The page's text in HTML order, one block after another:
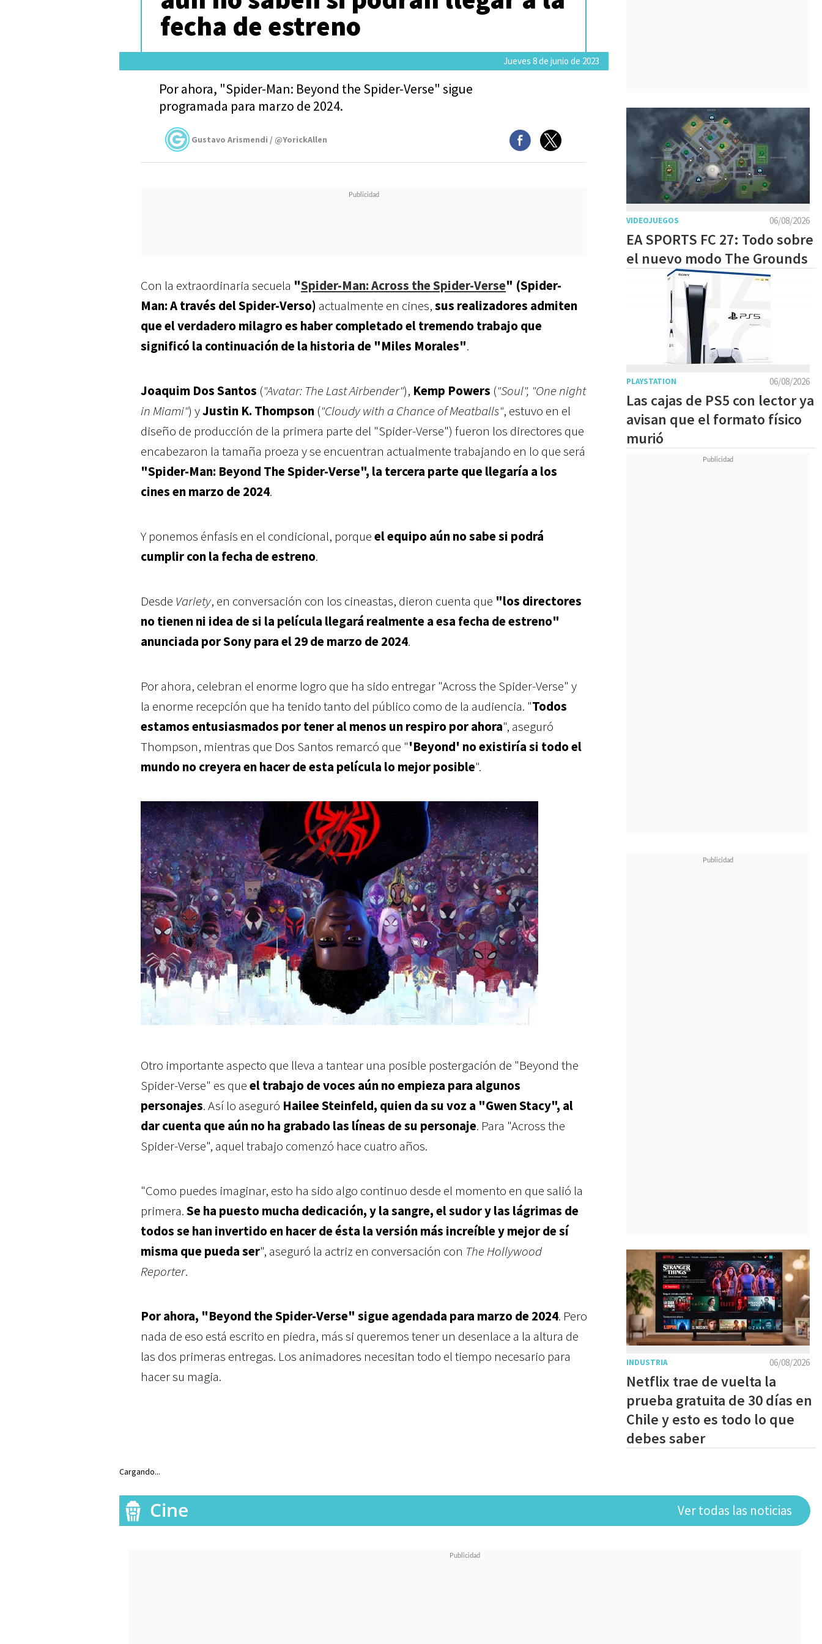
fecha de estreno
Jueves 8 de junio de 2023
Por ahora, "Spider-Man: Beyond the Spider-Verse" sigue
programada para marzo de 2024.
Gustavo Arismendi / @YorickAllen
Con la extraordinaria secuela "Spider-Man: Across the Spider-Verse" (Spider-
Man: A través del Spider-Verso) actualmente en cines,sus realizadores admiten
que el verdadero milagro es haber completado el tremendo trabajo que
significó la continuación de la historia de "Miles Morales".
Joaquim Dos Santos ("Avatar: The Last Airbender"), Kemp Powers ("Soul", "One night
in Miami") yJustin K. Thompson ("Cloudy with a Chance of Meatballs", estuvo en el
diseño de producción de la primera parte del "Spider-Verse") fueron los directores que
encabezaron la tamaña proeza y se encuentran actualmente trabajando en lo que será
"Spider-Man: Beyond The Spider-Verse", la tercera parte que llegaría a los
cines en marzo de 2024.
Y ponemos énfasis en el condicional, porqueel equipo aún no sabe si podrá
cumplir con la fecha de estreno.
Desde Variety, en conversación con los cineastas, dieron cuenta que "los directores
no tienen ni idea de si la película llegará realmente a esa fecha de estreno"
anunciada por Sony para el 29 de marzo de 2024.
Por ahora, celebran el enorme logro que ha sido entregar "Across the Spider-Verse" y
la enorme recepción que ha tenido tanto del público como de la audiencia. "Todos
estamos entusiasmados por tener al menos un respiro por ahora", aseguró
Thompson, mientras que Dos Santos remarcó que "'Beyond' no existiría si todo el
mundo no creyera en hacer de esta película lo mejor posible".
Otro importante aspecto que lleva a tantear una posible postergación de "Beyond the
Spider-Verse" es queel trabajo de voces aún no empieza para algunos
personajes. Así lo aseguró Hailee Steinfeld, quien da su voz a "Gwen Stacy", al
dar cuenta que aún no ha grabado las líneas de su personaje. Para "Across the
Spider-Verse", aquel trabajo comenzó hace cuatro años.
"Como puedes imaginar, esto ha sido algo continuo desde el momento en que salió la
primera.Se ha puesto mucha dedicación, y la sangre, el sudor y las lágrimas de
todos se han invertido en hacer de ésta la versión más increíble y mejor de sí
misma que pueda ser", aseguró la actriz en conversación con The Hollywood
Reporter.
Por ahora, "Beyond the Spider-Verse" sigue agendada para marzo de 2024. Pero
nada de eso está escrito en piedra, más si queremos tener un desenlace a la altura de
las dos primeras entregas. Los animadores necesitan todo el tiempo necesario para
hacer su magia.
06/08/2026
VIDEOJUEGOS
EA SPORTS FC 27: Todo sobre
el nuevo modo The Grounds
06/08/2026
PLAYSTATION
Las cajas de PS5 con lector ya
avisan que el formato físico
murió
06/08/2026
INDUSTRIA
Netflix trae de vuelta la
prueba gratuita de 30 días en
Chile y esto es todo lo que
debes saber
Cargando...
Ver todas las noticias
Cine